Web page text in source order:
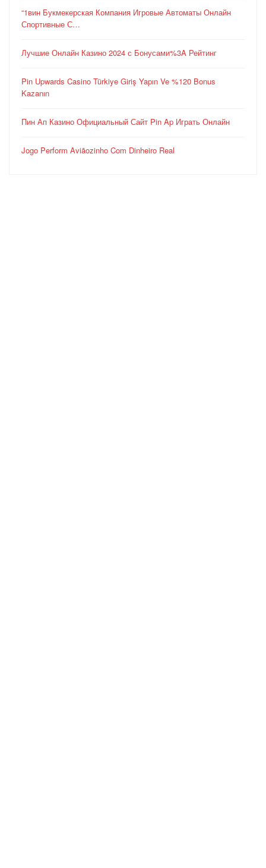
“1вин Букмекерская Компания Игровые Автоматы Онлайн
Спортивные С…
Лучшие Онлайн Казино 2024 с Бонусами%3A Рейтинг
Pin Upwards Casino Türkiye Giriş Yapın Ve %120 Bonus
Kazanın
Пин Ап Казино Официальный Сайт Pin Ap Играть Онлайн
Jogo Perform Aviãozinho Com Dinheiro Real